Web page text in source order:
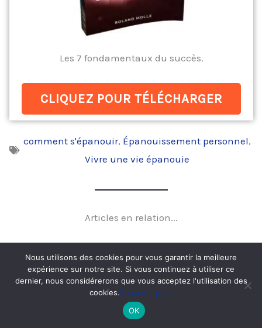
Les 7 fondamentaux du succès.
CLIQUEZ POUR TÉLÉCHARGER
comment s'épanouir, Épanouissement personnel,
Vivre une vie épanouie
Articles en relation...
Nous utilisons des cookies pour vous garantir la meilleure
expérience sur notre site. Si vous continuez à utiliser ce
dernier, nous considérerons que vous acceptez l'utilisation des
cookies.En savoir plus.
OK